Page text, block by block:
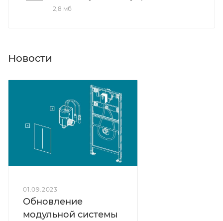
2,8 мб
Новости
01.09.2023
Обновление
модульной системы